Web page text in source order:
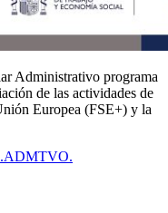
Administrativo programa
de las actividades de
Europea (FSE+) y la